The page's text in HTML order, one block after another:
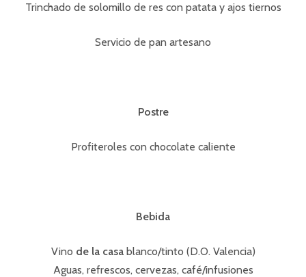
Trinchado de solomillo de res con patata y ajos tiernos
Servicio de pan artesano
Postre
Profiteroles con chocolate caliente
Bebida
Vino de la casablanco/tinto (D.O. Valencia)
Aguas, refrescos, cervezas, café/infusiones